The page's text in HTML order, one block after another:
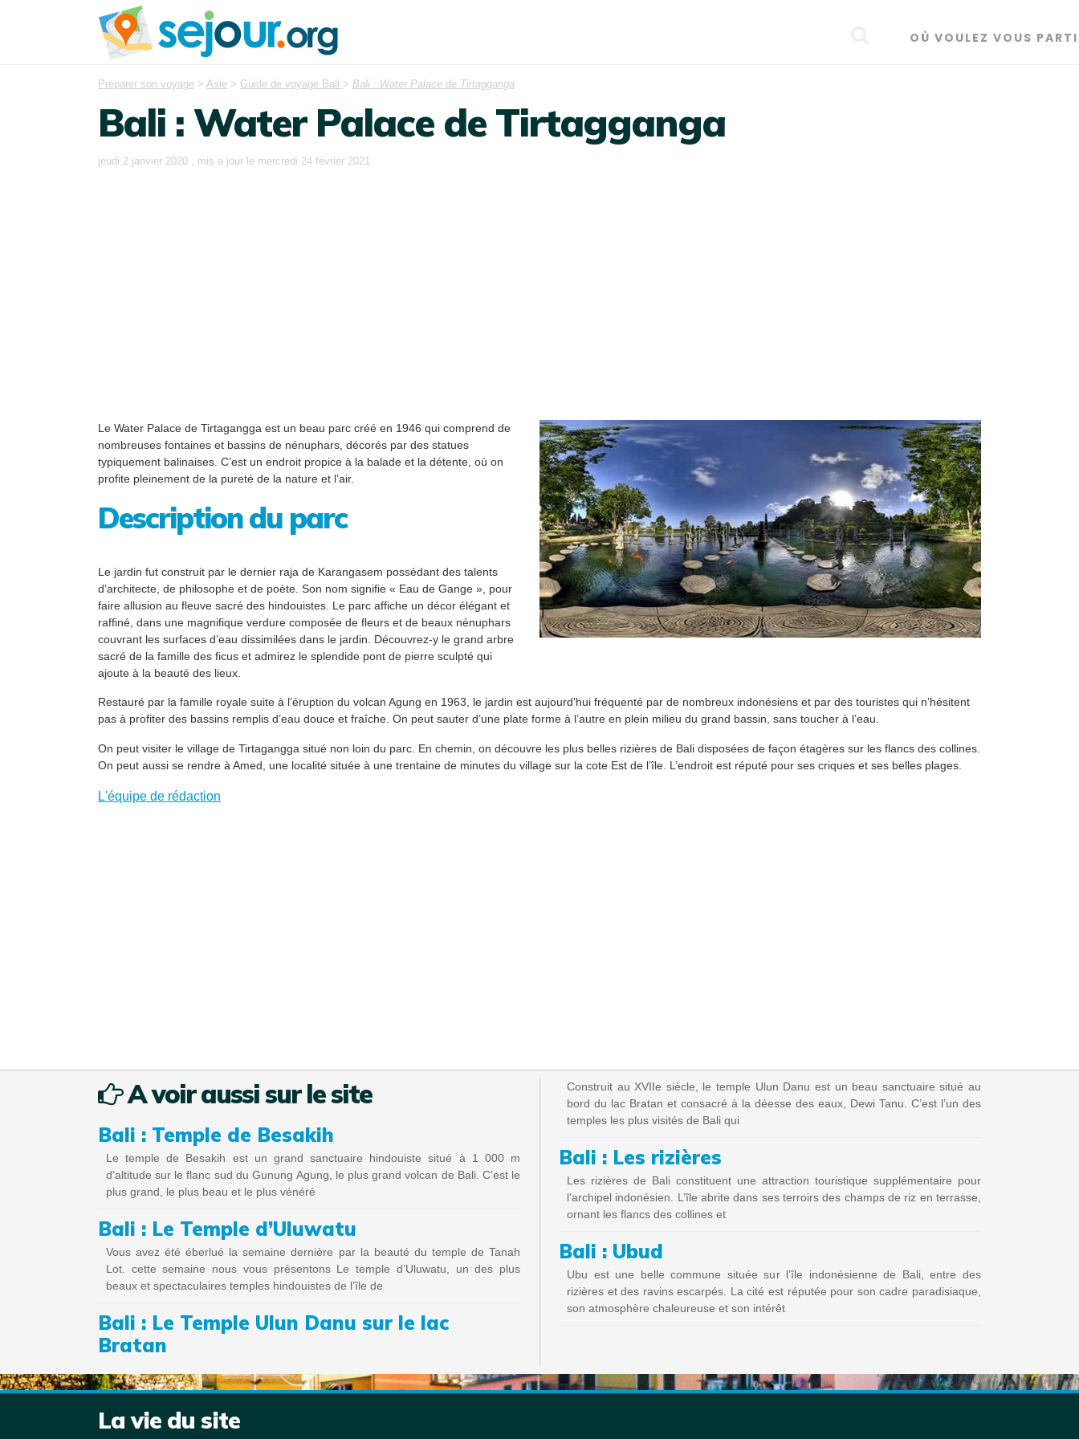
OÙ VOULEZ VOUS
Préparer son voyage > Asie > Guide de voyage Bali > Bali : Water Palace de Tirtagganga
Bali : Water Palace de Tirtagganga
jeudi 2 janvier 2020 , mis a jour le mercredi 24 février 2021
Le Water Palace de Tirtagangga est un beau parc créé en 1946 qui comprend de
nombreuses fontaines et bassins de nénuphars, décorés par des statues
typiquement balinaises. C’est un endroit propice à la balade et la détente, où on
profite pleinement de la pureté de la nature et l’air.
Description du parc
Le jardin fut construit par le dernier raja de Karangasem possédant des talents
d’architecte, de philosophe et de poète. Son nom signifie « Eau de Gange », pour
faire allusion au fleuve sacré des hindouistes. Le parc affiche un décor élégant et
raffiné, dans une magnifique verdure composée de fleurs et de beaux nénuphars
couvrant les surfaces d’eau dissimilées dans le jardin. Découvrez-y le grand arbre
sacré de la famille des ficus et admirez le splendide pont de pierre sculpté qui
ajoute à la beauté des lieux.
Restauré par la famille royale suite à l’éruption du volcan Agung en 1963, le jardin est aujourd’hui fréquenté par de nombreux indonésiens et par des touristes qui n’hésitent
pas à profiter des bassins remplis d’eau douce et fraîche. On peut sauter d’une plate forme à l’autre en plein milieu du grand bassin, sans toucher à l’eau.
On peut visiter le village de Tirtagangga situé non loin du parc. En chemin, on découvre les plus belles rizières de Bali disposées de façon étagères sur les flancs des collines.
On peut aussi se rendre à Amed, une localité située à une trentaine de minutes du village sur la cote Est de l’île. L’endroit est réputé pour ses criques et ses belles plages.
L'équipe de rédaction
A voir aussi sur le site
Bali : Temple de Besakih
Le temple de Besakih est un grand sanctuaire hindouiste situé à 1 000 m
d’altitude sur le flanc sud du Gunung Agung, le plus grand volcan de Bali. C’est le
plus grand, le plus beau et le plus vénéré
Bali : Le Temple d’Uluwatu
Vous avez été éberlué la semaine dernière par la beauté du temple de Tanah
Lot. cette semaine nous vous présentons Le temple d’Uluwatu, un des plus
beaux et spectaculaires temples hindouistes de l’île de
Bali : Le Temple Ulun Danu sur le lac
Bratan
Construit au XVIIe siècle, le temple Ulun Danu est un beau sanctuaire situé au
bord du lac Bratan et consacré à la déesse des eaux, Dewi Tanu. C’est l’un des
temples les plus visités de Bali qui
Bali : Les rizières
Les rizières de Bali constituent une attraction touristique supplémentaire pour
l’archipel indonésien. L’île abrite dans ses terroirs des champs de riz en terrasse,
ornant les flancs des collines et
Bali : Ubud
Ubu est une belle commune située sur l’île indonésienne de Bali, entre des
rizières et des ravins escarpés. La cité est réputée pour son cadre paradisiaque,
son atmosphère chaleureuse et son intérêt
La vie du site